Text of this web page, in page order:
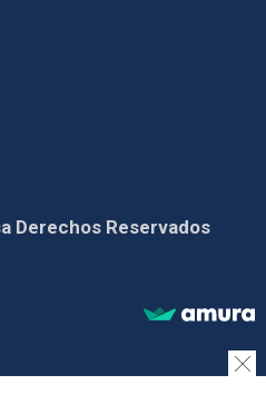
Derechos Reservados